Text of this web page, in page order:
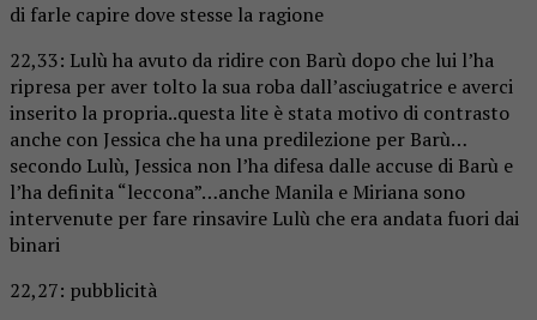
di farle capire dove stesse la ragione
22,33: Lulù ha avuto da ridire con Barù dopo che lui l’ha
ripresa per aver tolto la sua roba dall’asciugatrice e averci
inserito la propria..questa lite è stata motivo di contrasto
anche con Jessica che ha una predilezione per Barù…
secondo Lulù, Jessica non l’ha difesa dalle accuse di Barù e
l’ha definita “leccona”…anche Manila e Miriana sono
intervenute per fare rinsavire Lulù che era andata fuori dai
binari
22,27: pubblicità